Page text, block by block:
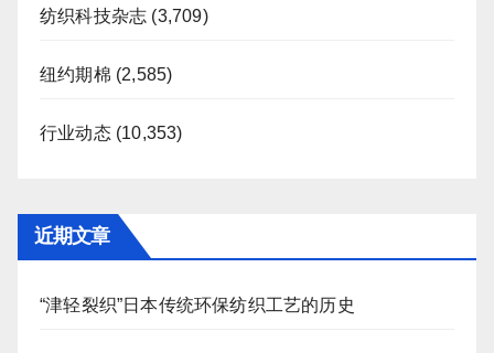
纺织科技杂志 (3,709)
纽约期棉 (2,585)
行业动态(10,353)
近期文章
“津轻裂织”日本传统环保纺织工艺的历史